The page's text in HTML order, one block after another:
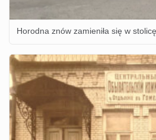
Horodna znów zamieniła się w